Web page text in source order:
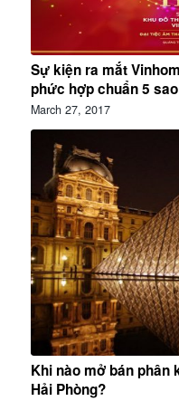
Sự kiện ra mắt
phức hợp chuẩn 5 sao
March 27, 2017
Khi nào mở bán phân
Hải Phòng?